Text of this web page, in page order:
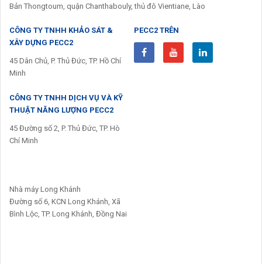
Bản Thongtoum, quận Chanthabouly, thủ đô Vientiane, Lào
CÔNG TY TNHH KHẢO SÁT &
XÂY DỰNG PECC2
45 Dân Chủ, P. Thủ Đức, TP. Hồ Chí
Minh
CÔNG TY TNHH DỊCH VỤ VÀ KỸ
THUẬT NĂNG LƯỢNG PECC2
45 Đường số 2, P. Thủ Đức, TP. Hò
Chí Minh
Nhà máy Long Khánh
Đường số 6, KCN Long Khánh, Xã
Bình Lộc, TP. Long Khánh, Đồng Nai
PECC2 TRÊN